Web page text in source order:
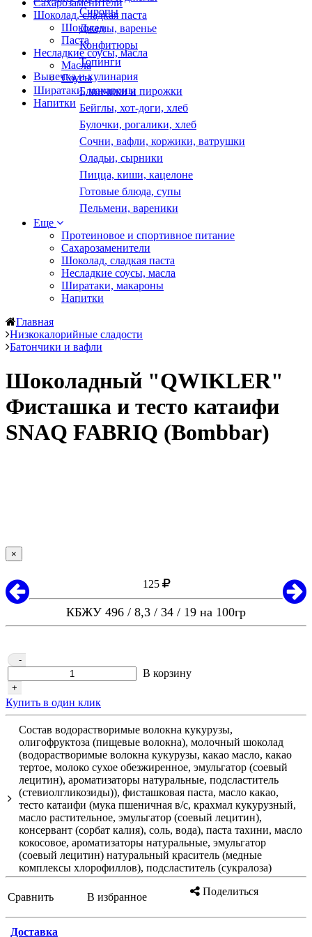
Сахарозаменители
Шоколад, сладкая паста
Шоколад
Паста
Несладкие соусы, масла
Масла
Соусы
Ширатаки, макароны
Напитки
Сиропы
Джемы, варенье
Конфитюры
Топинги
Выпечка и кулинария
Блинчики и пирожки
Бейглы, хот-доги, хлеб
Булочки, рогалики, хлеб
Сочни, вафли, коржики, ватрушки
Оладьи, сырники
Пицца, киши, кацелоне
Готовые блюда, супы
Пельмени, вареники
Еще
Протеиновое и спортивное питание
Сахарозаменители
Шоколад, сладкая паста
Несладкие соусы, масла
Ширатаки, макароны
Напитки
Главная
Низкокалорийные сладости
Батончики и вафли
Шоколадный "QWIKLER"
Фисташка и тесто катаифи
SNAQ FABRIQ (Bombbar)
×
125
КБЖУ 496 / 8,3 / 34 / 19 на 100гр
-
+
В корзину
Купить в один клик
Состав водорастворимые волокна кукурузы,
олигофруктоза (пищевые волокна), молочный шоколад
(водорастворимые волокна кукурузы, какао масло, какао
тертое, молоко сухое обезжиренное, эмульгатор (соевый
лецитин), ароматизаторы натуральные, подсластитель
(стевиолгликозиды)), фисташковая паста, масло какао,
тесто катаифи (мука пшеничная в/с, крахмал кукурузный,
масло растительное, эмульгатор (соевый лецитин),
консервант (сорбат калия), соль, вода), паста тахини, масло
кокосовое, ароматизаторы натуральные, эмульгатор
(соевый лецитин) натуральный краситель (медные
комплексы хлорофиллов), подсластитель (сукралоза)
Сравнить В избранное Поделиться
Доставка